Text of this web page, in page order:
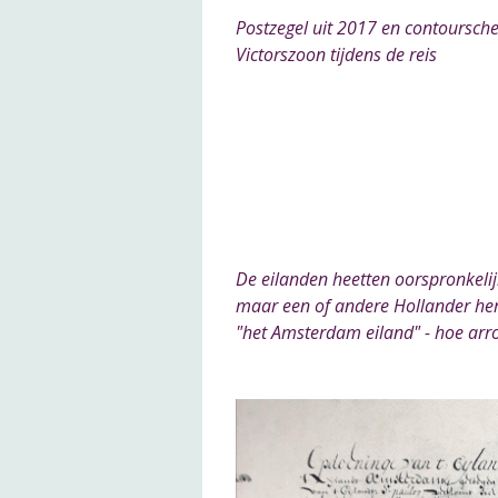
Postzegel uit 2017 en
Victorszoon tijdens de reis
De eilanden heetten
maar een of andere Hollander
"het Amsterdam eiland" - hoe